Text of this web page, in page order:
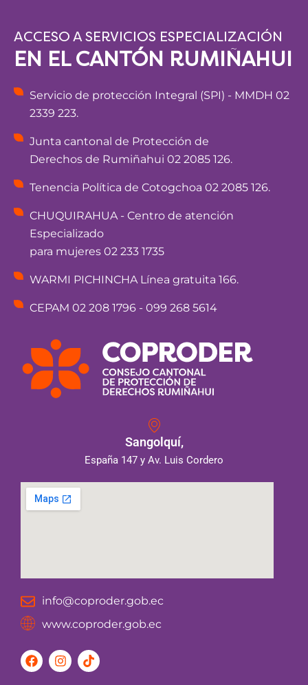
ACCESO A SERVICIOS ESPECIALIZACIÓN
EN EL CANTÓN RUMIÑAHUI
Servicio de protección Integral (SPI) - MMDH 02
2339 223.
Junta cantonal de Protección de
Derechos de Rumiñahui 02 2085 126.
Tenencia Política de Cotogchoa 02 2085 126.
CHUQUIRAHUA - Centro de atención
Especializado
para mujeres 02 233 1735
WARMI PICHINCHA Línea gratuita 166.
CEPAM 02 208 1796 - 099 268 5614
Sangolquí,
España 147 y Av. Luis Cordero
info@coproder.gob.ec
www.coproder.gob.ec
F
a
I
n
T
i